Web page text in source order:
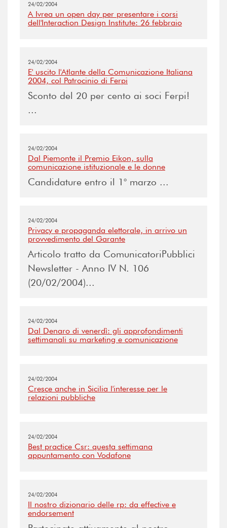
24/02/2004
A Ivrea un open day per presentare i corsi
dell'Interaction Design Institute: 26 febbraio
24/02/2004
E' uscito l'Atlante della Comunicazione Italiana
2004, col Patrocinio di Ferpi
Sconto del 20 per cento ai soci Ferpi!
...
24/02/2004
Dal Piemonte il Premio Eikon, sulla
comunicazione istituzionale e le donne
Candidature entro il 1° marzo ...
24/02/2004
Privacy e propaganda elettorale, in arrivo un
provvedimento del Garante
Articolo tratto da ComunicatoriPubblici
Newsletter - Anno IV N. 106
(20/02/2004)...
24/02/2004
Dal Denaro di venerdì: gli approfondimenti
settimanali su marketing e comunicazione
24/02/2004
Cresce anche in Sicilia l'interesse per le
relazioni pubbliche
24/02/2004
Best practice Csr: questa settimana
appuntamento con Vodafone
24/02/2004
Il nostro dizionario delle rp: da effective e
endorsement